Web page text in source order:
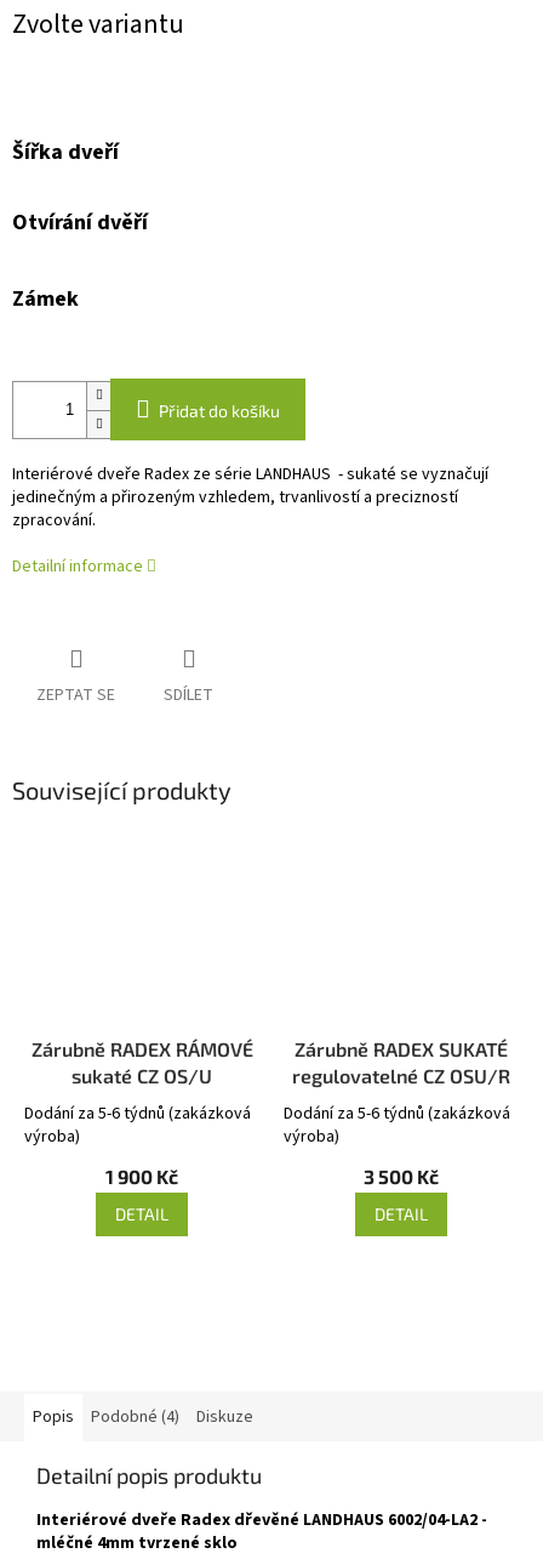
cena:
Zvolte variantu
Šířka dveří
Otvírání dvěří
Zámek
Přidat do košíku
Interiérové dveře Radex ze série LANDHAUS - sukaté se vyznačují
jedinečným a přirozeným vzhledem, trvanlivostí a precizností
zpracování.
Detailní informace
ZEPTAT SE SDÍLET
Související produkty
Zárubně RADEX RÁMOVÉ
sukaté CZ OS/U
Dodání za 5-6 týdnů (zakázková
výroba)
1 900 Kč
DETAIL
Zárubně RADEX SUKATÉ
regulovatelné CZ OSU/R
Dodání za 5-6 týdnů (zakázková
výroba)
3 500 Kč
DETAIL
Popis Podobné (4) Diskuze
Detailní popis produktu
Interiérové dveře Radex dřevěné LANDHAUS 6002/04-LA2 -
mléčné 4mm tvrzené sklo